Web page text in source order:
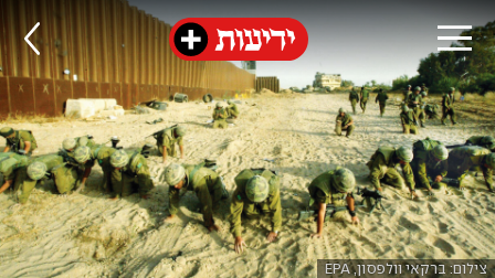
צילום: ברקאי וולפסון, EPA